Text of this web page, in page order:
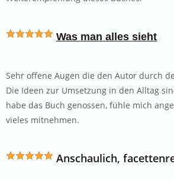
Was man alles sieht
Sehr offene Augen die den Autor durch
Die Ideen zur Umsetzung in den Alltag
habe das Buch genossen, fühle mich
vieles mitnehmen.
Anschaulich,